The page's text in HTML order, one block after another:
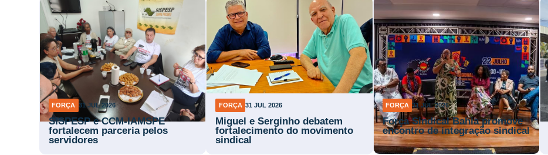
FORÇA 31 JUL 2026
SISPESP e CCM-IAMSPE
fortalecem parceria pelos
servidores
FORÇA 31 JUL 2026
Miguel e Serginho debatem
fortalecimento do movimento
sindical
FORÇA 31 JUL 2026
Força Sindical Bahia promove
encontro de integração sindical